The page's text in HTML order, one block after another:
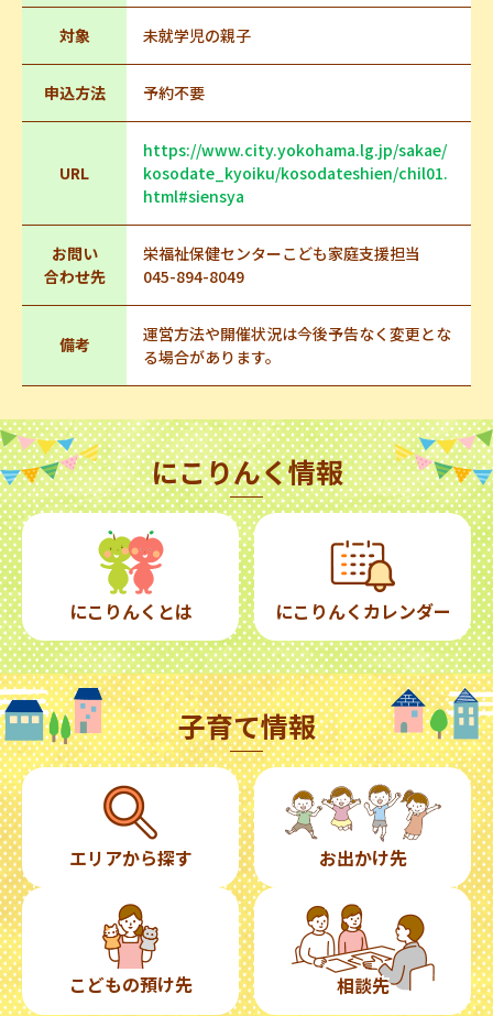
対象 未就学児の親子
申込方法 予約不要
URL
https://www.city.yokohama.lg.jp/sakae/
kosodate_kyoiku/kosodateshien/chil01.
html#siensya
お問い
合わせ先
栄福祉保健センターこども家庭支援担当
045-894-8049
備考
運営方法や開催状況は今後予告なく変更とな
る場合があります。
にこりんく情報
にこりんくとは にこりんくカレンダー
子育て情報
エリアから探す お出かけ先
こどもの預け先 相談先